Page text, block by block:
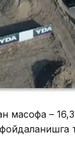
масофа –